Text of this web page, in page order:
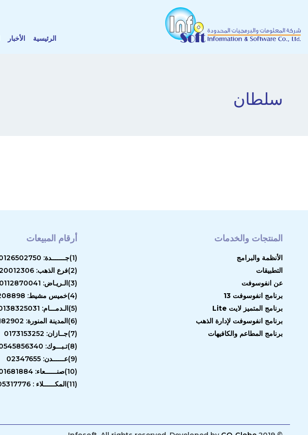
الرئيسية الأخبار
سلطان
المنتجات والخدمات
الأنظمة والبرامج
التطبيقات
عن انفوسوفت
برنامج انفوسوفت 13
برنامج المتميز لايت Lite
برنامج انفوسوفت لإدارة الذهب
برنامج المطاعم والكافيهات
أرقام المبيعات
(1)جـــــــدة: 0126502750
(2)فرع الذهب: 920012306
(3)الـريـاض: 0112870041
(4)خميس مشيط: 0172208898
(5)الـدمـــام: 0138325031
(6)المدينة المنورة: 0148182902
(7)جــازان: 0173153252
(8)تـبـــوك: 0545856340
(9)عــــــدن: 02347655
(10)صنــــــعاء: 01681884
(11)المكــــــلاء : 05317776